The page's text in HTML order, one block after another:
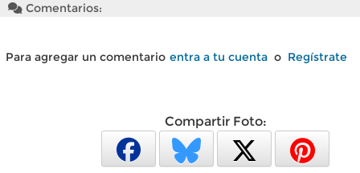
Comentarios:
Para agregar un comentario entra a tu cuenta o Regístrate
Compartir Foto: